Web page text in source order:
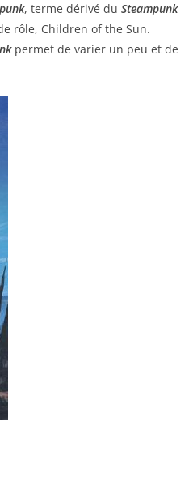
, terme dérivé du Steampunk
rôle, Children of the Sun.
permet de varier un peu et de